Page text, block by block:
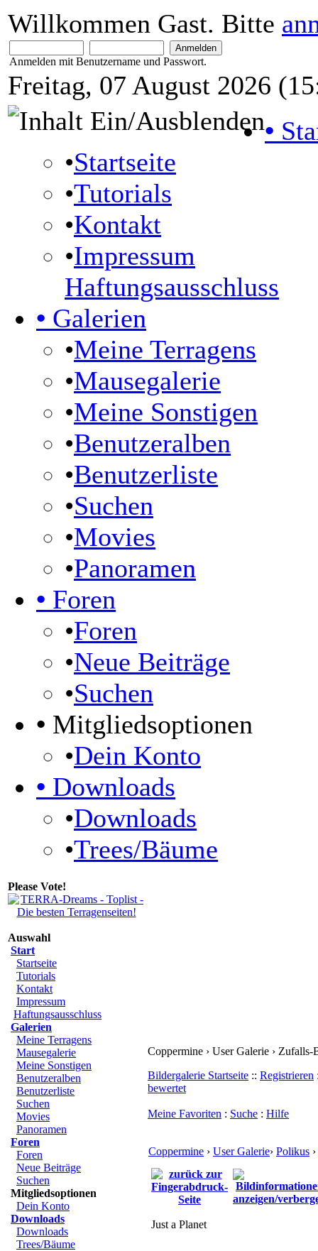
Willkommen Gast. Bitte
Anmelden mit Benutzername und Passwort.
Freitag, 07 August 2026
•
•Startseite
•Tutorials
•Kontakt
•Impressum
Haftungsausschluss
• Galerien
•Meine Terragens
•Mausegalerie
•Meine Sonstigen
•Benutzeralben
•Benutzerliste
•Suchen
•Movies
•Panoramen
• Foren
•Foren
•Neue Beiträge
•Suchen
• Mitgliedsoptionen
•Dein Konto
• Downloads
•Downloads
•Trees/Bäume
Please Vote!
Auswahl
Start
Startseite
Tutorials
Kontakt
Impressum
Haftungsausschluss
Galerien
Meine Terragens
Mausegalerie
Meine Sonstigen
Benutzeralben
Benutzerliste
Suchen
Movies
Panoramen
Foren
Foren
Neue Beiträge
Suchen
Mitgliedsoptionen
Dein Konto
Downloads
Downloads
Trees/Bäume
Coppermine › User Galerie › Zufalls-
Bildergalerie Startseite :: Registrieren
bewertet
Meine Favoriten : Suche : Hilfe
Coppermine › User Galerie› Polikus
Just a Planet